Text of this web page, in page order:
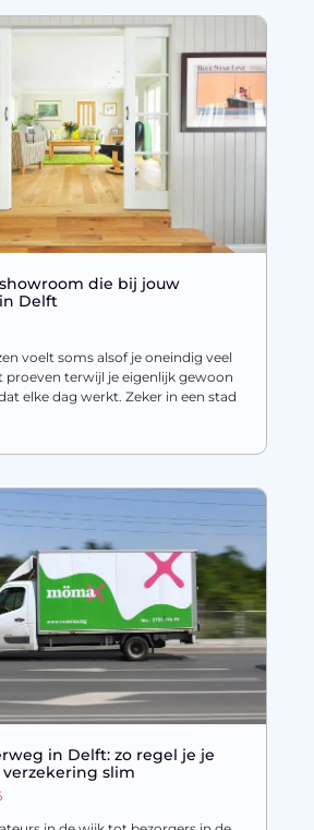
die bij jouw
Delft
voelt soms alsof je oneindig veel
proeven terwijl je eigenlijk gewoon
elke dag werkt. Zeker in een stad
in Delft: zo regel je je
slim